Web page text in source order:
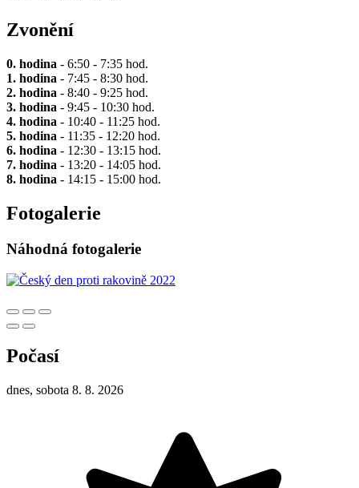
Zvonění
0. hodina - 6:50 - 7:35 hod.
1. hodina - 7:45 - 8:30 hod.
2. hodina - 8:40 - 9:25 hod.
3. hodina - 9:45 - 10:30 hod.
4. hodina - 10:40 - 11:25 hod.
5. hodina - 11:35 - 12:20 hod.
6. hodina - 12:30 - 13:15 hod.
7. hodina - 13:20 - 14:05 hod.
8. hodina - 14:15 - 15:00 hod.
Fotogalerie
Náhodná fotogalerie
Počasí
dnes, sobota 8. 8. 2026